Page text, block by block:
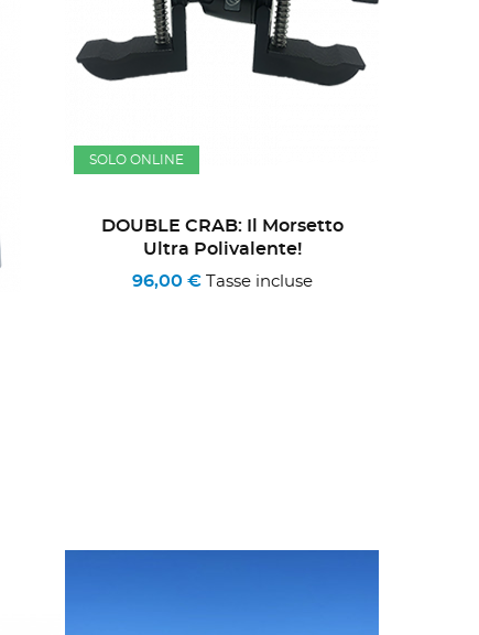
SOLO ONLINE
DOUBLE CRAB: Il Morsetto
Ultra Polivalente!
96,00 €Tasse incluse